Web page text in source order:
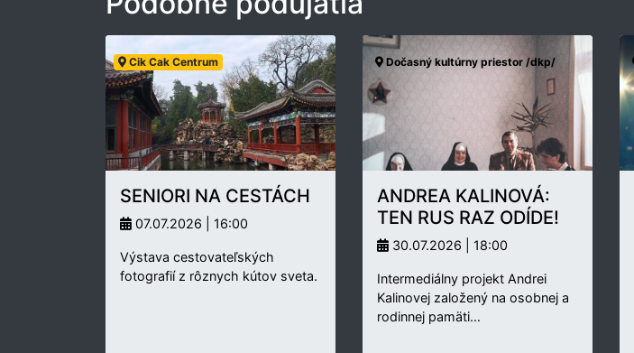
Cik Cak Centrum
SENIORI NA CESTÁCH
07.07.2026 | 16:00
Výstava cestovateľských
fotografií z rôznych kútov sveta.
Dočasný kultúrny priestor /dkp/
ANDREA KALINOVÁ:
TEN RUS RAZ ODÍDE!
30.07.2026 | 18:00
Intermediálny projekt Andrei
Kalinovej založený na osobnej a
rodinnej pamäti…